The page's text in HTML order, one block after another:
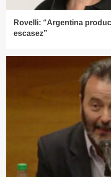
Rovelli: “Argentina
escasez”